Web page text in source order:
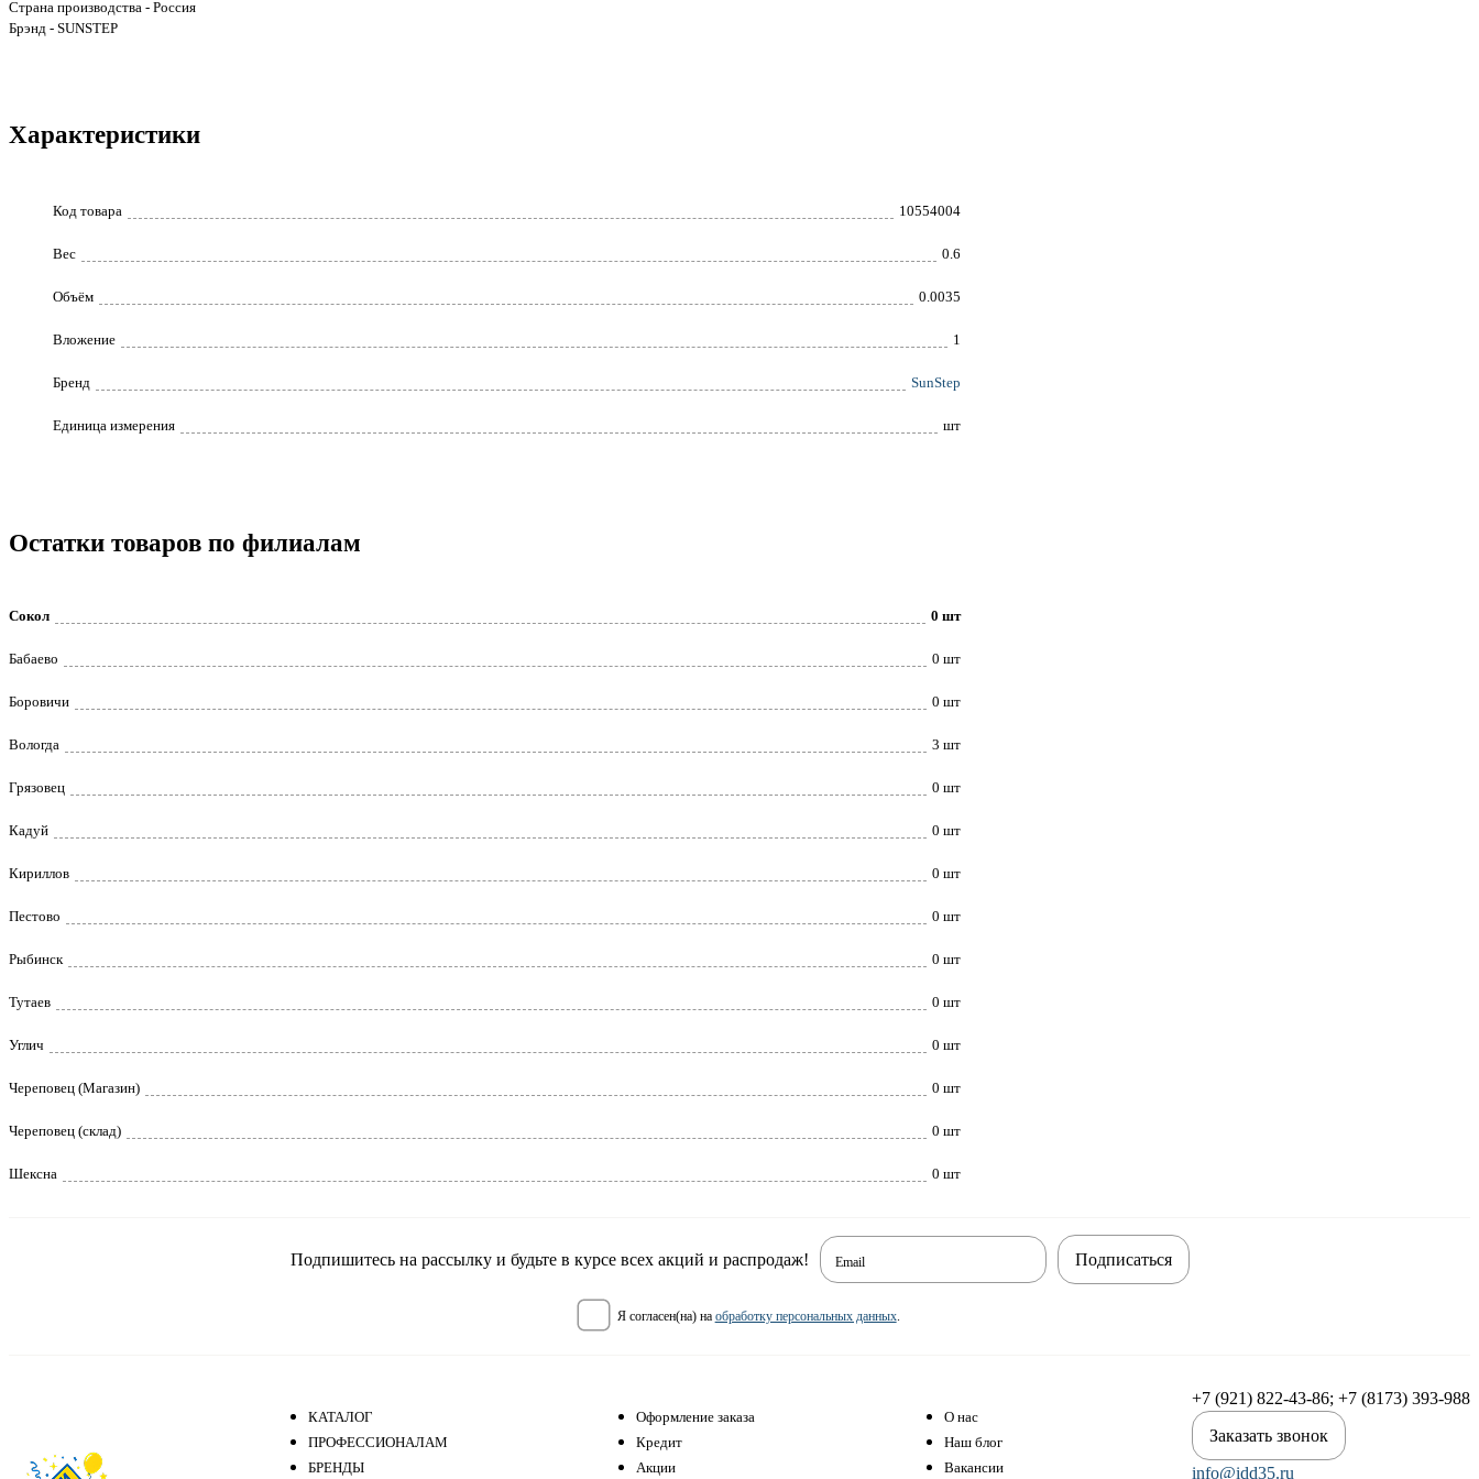
Страна производства - Россия
Брэнд - SUNSTEP
Характеристики
Код товара 10554004
Вес 0.6
Объём 0.0035
Вложение 1
Бренд SunStep
Единица измерения шт
Остатки товаров по филиалам
Сокол 0 шт
Бабаево 0 шт
Боровичи 0 шт
Вологда 3 шт
Грязовец 0 шт
Кадуй 0 шт
Кириллов 0 шт
Пестово 0 шт
Рыбинск 0 шт
Тутаев 0 шт
Углич 0 шт
Череповец (Магазин) 0 шт
Череповец (склад) 0 шт
Шексна 0 шт
Подпишитесь на рассылку и будьте в курсе всех акций и распродаж! Email
я согласен(на) на обработку персональных данных.
Подписаться
КАТАЛОГ
ПРОФЕССИОНАЛАМ
БРЕНДЫ
Оформление заказа
Кредит
Акции
О нас
Наш блог
Вакансии
+7 (921) 822-43-86; +7 (8173) 393-988
Заказать звонок
info@idd35.ru